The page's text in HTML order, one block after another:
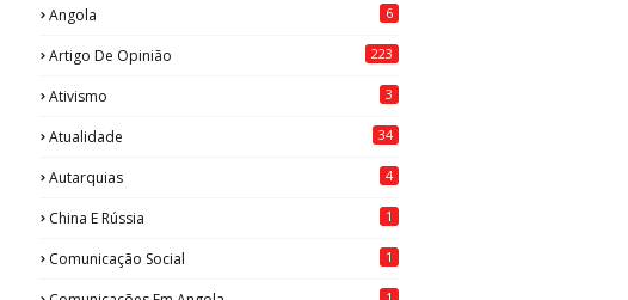
Angola 6
Artigo De Opinião 223
Ativismo 3
Atualidade 34
Autarquias 4
China E Rússia 1
Comunicação Social 1